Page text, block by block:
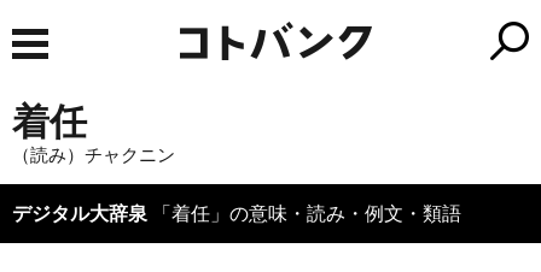
着任
（読み）チャクニン
デジタル大辞泉 「着任」の意味・読み・例文・類語